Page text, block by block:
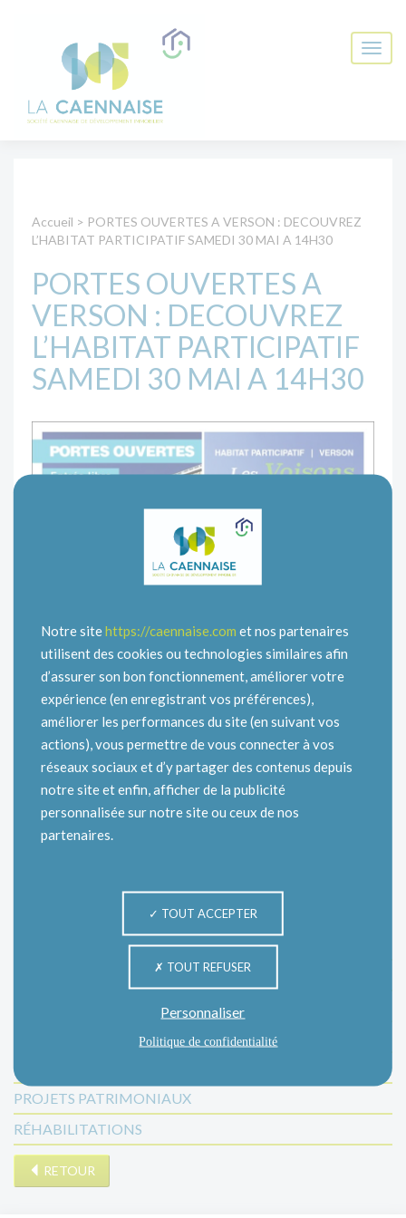
Accueil > PORTES OUVERTES A VERSON : DECOUVREZ
L’HABITAT PARTICIPATIF SAMEDI 30 MAI A 14H30
PORTES OUVERTES A
VERSON : DECOUVREZ
L’HABITAT PARTICIPATIF
SAMEDI 30 MAI A 14H30
MANIFESTATIONS
PROJETS PATRIMONIAUX
RÉHABILITATIONS
RETOUR
Notre sitehttps://caennaise.com et nos partenaires
utilisent des cookies ou technologies similaires afin
d’assurer son bon fonctionnement, améliorer votre
expérience (en enregistrant vos préférences),
améliorer les performances du site (en suivant vos
actions), vous permettre de vous connecter à vos
réseaux sociaux et d’y partager des contenus depuis
notre site et enfin, afficher de la publicité
personnalisée sur notre site ou ceux de nos
partenaires.
TOUT ACCEPTER
TOUT REFUSER
Personnaliser
Politique de confidentialité